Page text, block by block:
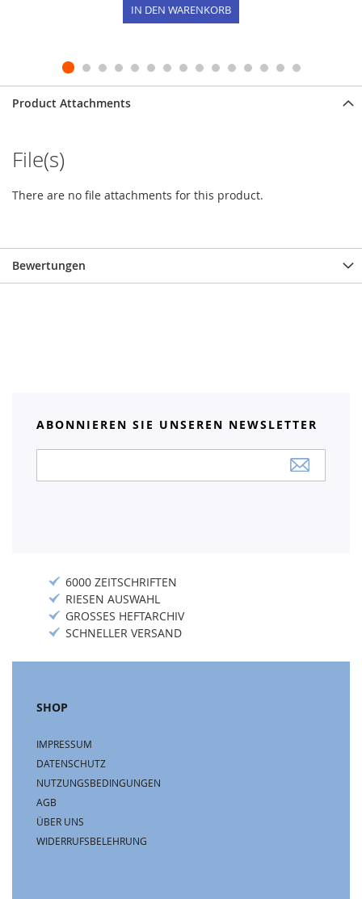
IN DEN WARENKORB
Product Attachments
File(s)
There are no file attachments for this product.
Bewertungen
ABONNIEREN SIE UNSEREN NEWSLETTER
Newsletter:
6000 ZEITSCHRIFTEN
RIESEN AUSWAHL
GROSSES HEFTARCHIV
SCHNELLER VERSAND
SHOP
IMPRESSUM
DATENSCHUTZ
NUTZUNGSBEDINGUNGEN
AGB
ÜBER UNS
WIDERRUFSBELEHRUNG